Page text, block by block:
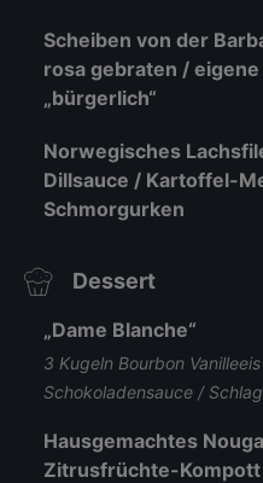
Scheiben von der
rosa gebraten /
„bürgerlich“
Norwegisches
Dillsauce / Kartoffel-
Schmorgurken
Dessert
„Dame Blanche“
3 Kugeln Bourbon
Schokoladensauce /
Hausgemachtes
Zitrusfrüchte-